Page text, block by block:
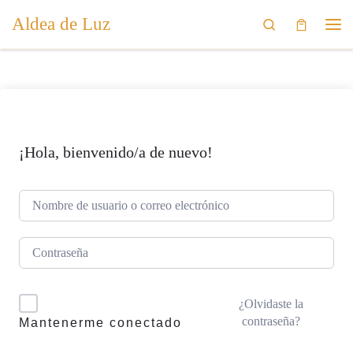
Saltar al contenido
Aldea de Luz
Search
¡Hola, bienvenido/a de nuevo!
Mantenerme conectado
¿Olvidaste la
contraseña?